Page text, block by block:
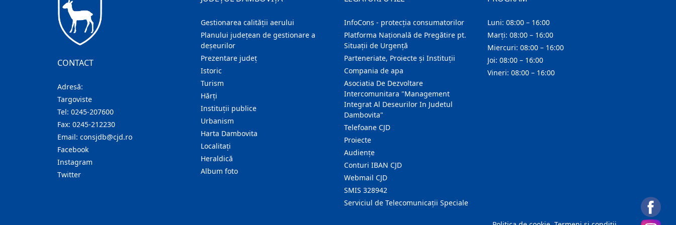
CONTACT
Adresă:
Targoviste
Tel: 0245-207600
Fax: 0245-212230
Email: consjdb@cjd.ro
Facebook
Instagram
Twitter
Gestionarea calității aerului
Planului județean de gestionare a
deșeurilor
Prezentare judeţ
Istoric
Turism
Hărţi
Instituţii publice
Urbanism
Harta Dambovita
Localitaţi
Heraldică
Album foto
InfoCons - protecția consumatorilor
Platforma Națională de Pregătire pt.
Situații de Urgență
Parteneriate, Proiecte și Instituții
Compania de apa
Asociatia De Dezvoltare
Intercomunitara "Management
Integrat Al Deseurilor In Judetul
Dambovita"
Telefoane CJD
Proiecte
Audienţe
Conturi IBAN CJD
Webmail CJD
SMIS 328942
Serviciul de Telecomunicații Speciale
Luni: 08:00 – 16:00
Marți: 08:00 – 16:00
Miercuri: 08:00 – 16:00
Joi: 08:00 – 16:00
Vineri: 08:00 – 16:00